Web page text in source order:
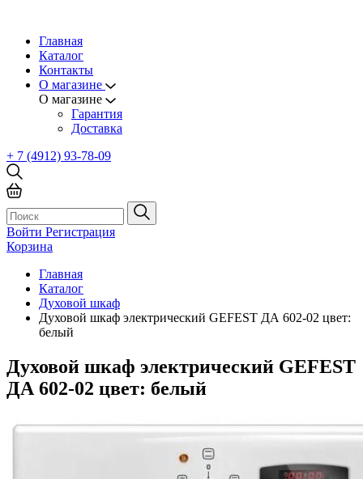
Главная
Каталог
Контакты
О магазине
О магазине
Гарантия
Доставка
+ 7 (4912) 93-78-09
Войти Регистрация
Корзина
Главная
Каталог
Духовой шкаф
Духовой шкаф электрический GEFEST ДА 602-02 цвет:
белый
Духовой шкаф электрический GEFEST
ДА 602-02 цвет: белый